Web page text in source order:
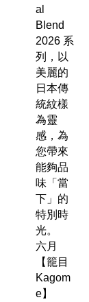
al
Blend
2026 系
列，以
美麗的
日本傳
統紋樣
為靈
感，為
您帶來
能夠品
味「當
下」的
特別時
光。
六月
【籠目
Kagom
e】